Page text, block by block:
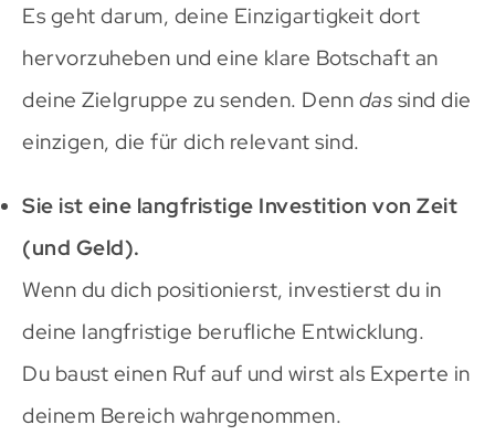
Es geht darum, deine Einzigartigkeit dort
hervorzuheben und eine klare Botschaft an
deine Zielgruppe zu senden. Denn das sind die
einzigen, die für dich relevant sind.
Sie ist eine langfristige Investition von Zeit
(und Geld).
Wenn du dich positionierst, investierst du in
deine langfristige berufliche Entwicklung.
Du baust einen Ruf auf und wirst als Experte in
deinem Bereich wahrgenommen.